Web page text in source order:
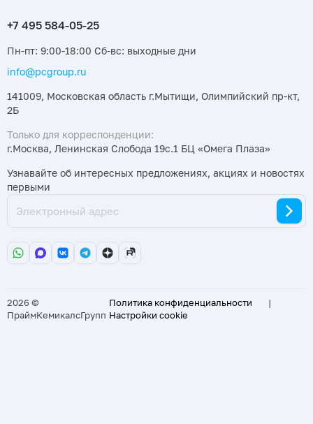
Пн-пт: 9:00-18:00 Сб-вс: выходные дни
info@pcgroup.ru
141009, Московская область г.Мытищи, Олимпийский пр-кт,
2Б
Только для корреспонденции:
г.Москва, Ленинская Слобода 19с.1 БЦ «Омега Плаза»
Узнавайте об интересных предложениях, акциях и новостях
первыми
2026 ©
ПраймКемикалсГрупп
Политика конфиденциальности
|
Настройки cookie